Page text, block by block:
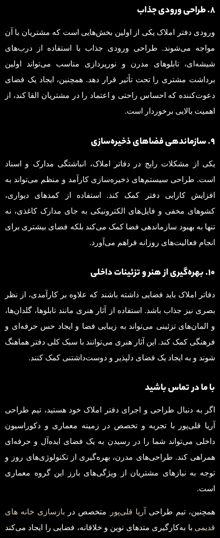
۸. طراحی ورودی جذاب
ورودی دفتر املاک یکی از اولین بخش‌هایی است که مشتریان با آن
مواجه می‌شوند. طراحی ورودی جذاب با استفاده از درب‌های
شیشه‌ای، تابلوهای مدرن و نورپردازی مناسب می‌تواند اولین
برداشت مشتری را تحت تأثیر قرار دهد. همچنین، ایجاد یک فضای
دعوت‌کننده که احساس راحتی و اعتماد را در مشتریان القا کند، از
اهمیت بالایی برخوردار است.
۹. سازماندهی فضاهای ذخیره‌سازی
یکی از مشکلات رایج در دفاتر املاک، انباشتگی مدارک و اسناد
است. طراحی سیستم‌های ذخیره‌سازی کارآمد و منظم می‌تواند به
افزایش کارایی دفتر کمک کند. استفاده از کمدهای دیواری،
کشوهای مخفی و فایل‌های الکترونیکی به جای مدارک کاغذی، نه
تنها به بهبود سازماندهی فضا کمک می‌کند بلکه فضای بیشتری برای
انجام فعالیت‌های روزانه فراهم می‌آورد.
۱۰. بهره‌گیری از هنر و تزئینات داخلی
دفاتر املاک باید فضایی داشته باشند که علاوه بر کارآمدی، از نظر
بصری نیز جذاب باشد. استفاده از آثار هنری مانند تابلوها، گلدان‌ها،
و المان‌های تزئینی می‌تواند به زیبایی فضا و ایجاد حس حرفه‌ای و
فرهنگی کمک کند. این آثار هنری می‌توانند با سبک کلی دفتر هماهنگ
شوند و به ایجاد یک فضای دلپذیر و دوست‌داشتنی کمک کنند.
با ما در تماس باشید
اگر به دنبال طراحی و اجرای دفتر املاک خود هستید، تیم طراحی
آریا قلی‌پور با تجربه و تخصص در زمینه معماری و دکوراسیون
داخلی می‌تواند شما را در رسیدن به یک فضای ایده‌آل و حرفه‌ای
همراهی کند. طراحی‌های مدرن، بهره‌گیری از تکنولوژی‌های روز و
توجه به نیازهای مشتریان از ویژگی‌های بارز این گروه معماری
است.
همچنین، تیم طراحی آریا قلی‌پور متخصص در بازسازی خانه های
قدیمی با به‌کارگیری متدهای نوین و خلاقانه، فضایی را ایجاد می‌کند